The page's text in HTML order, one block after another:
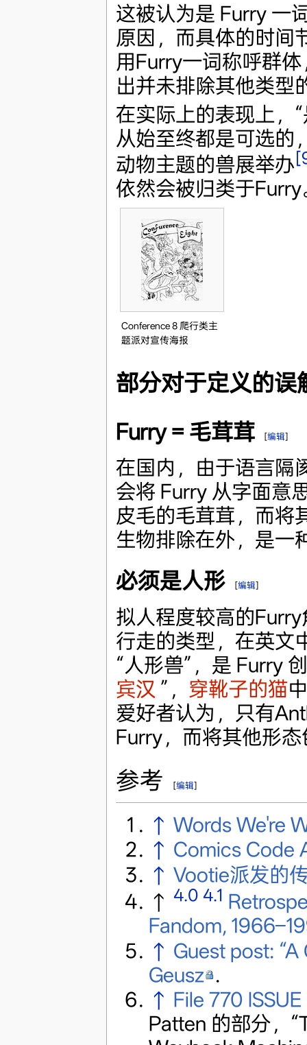
这被认为是 Furry 一
原因，而具体的时间
用Furry一词称呼群
出并未排除其他类型
在实际上的表现上，
从始至终都是可选的
动物主题的兽展举办
依然会被归类于Furry
Conference 8 爬行类主
题派对宣传海报
部分对于定义的误
Furry = 毛茸茸 [编辑]
在国内，由于语言隔
会将 Furry 从字面意
皮毛的毛茸茸，而将
生物排除在外，是一
必须是人形 [编辑]
拟人程度较高的
行走的类型，在英文
“人形兽”，是 Furry
宾汉 ”， 穿靴子的猫
爱好者认为，只有
Furry，而将其他形
参考 [编辑]
↑ Words We're
↑ Comics Code
↑ Vootie派发的
↑ 4.0 4.1
Fandom,
↑ Guest post:
Geusz .
↑ File 770
Patten 的部分，